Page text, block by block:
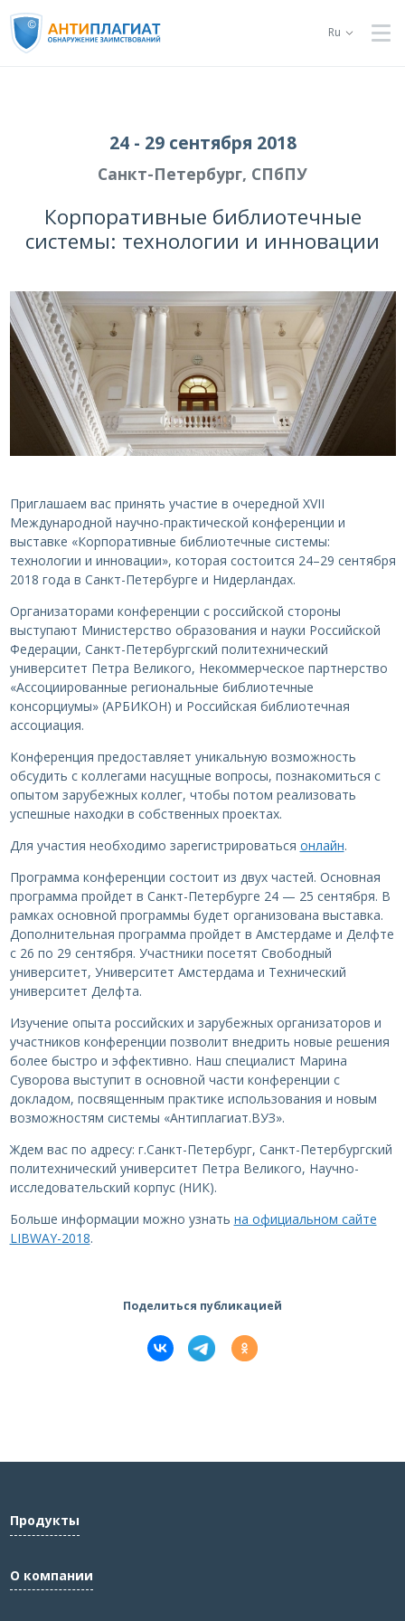
Ru
24 - 29 сентября 2018
Санкт-Петербург, СПбПУ
Корпоративные библиотечные
системы: технологии и инновации
Приглашаем вас принять участие в очередной XVII
Международной научно-практической конференции и
выставке «Корпоративные библиотечные системы:
технологии и инновации», которая состоится 24–29 сентября
2018 года в Санкт-Петербурге и Нидерландах.
Организаторами конференции с российской стороны
выступают Министерство образования и науки Российской
Федерации, Санкт-Петербургский политехнический
университет Петра Великого, Некоммерческое партнерство
«Ассоциированные региональные библиотечные
консорциумы» (АРБИКОН) и Российская библиотечная
ассоциация.
Конференция предоставляет уникальную возможность
обсудить с коллегами насущные вопросы, познакомиться с
опытом зарубежных коллег, чтобы потом реализовать
успешные находки в собственных проектах.
Для участия необходимо зарегистрироваться онлайн.
Программа конференции состоит из двух частей. Основная
программа пройдет в Санкт-Петербурге 24 — 25 сентября. В
рамках основной программы будет организована выставка.
Дополнительная программа пройдет в Амстердаме и Делфте
с 26 по 29 сентября. Участники посетят Свободный
университет, Университет Амстердама и Технический
университет Делфта.
Изучение опыта российских и зарубежных организаторов и
участников конференции позволит внедрить новые решения
более быстро и эффективно. Наш специалист Марина
Суворова выступит в основной части конференции с
докладом, посвященным практике использования и новым
возможностям системы «Антиплагиат.ВУЗ».
Ждем вас по адресу: г.Санкт-Петербург, Санкт-Петербургский
политехнический университет Петра Великого, Научно-
исследовательский корпус (НИК).
Больше информации можно узнать на официальном сайте
LIBWAY-2018.
Поделиться публикацией
Продукты
О компании